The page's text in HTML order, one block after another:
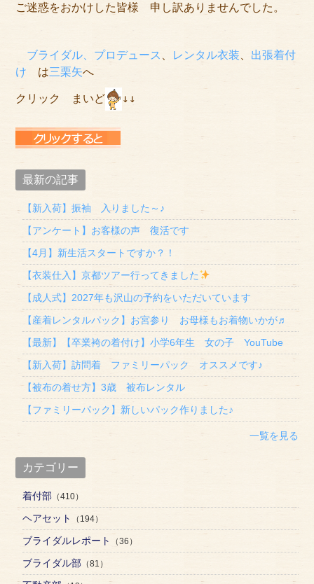
ご迷惑をおかけした皆様 申し訳ありませんでした。
ブライダル、プロデュース レンタル衣装、 出張着付
け は三栗矢へ
クリック　まいど ↓↓
最新の記事
【新入荷】振袖 入りました～♪
【アンケート】お客様の声 復活です
【4月】新生活スタートですか？！
【衣装仕入】京都ツアー行ってきました
【成人式】2027年も沢山の予約をいただいています
【産着レンタルパック】お宮参り お母様もお着物いかが♬
【最新】【卒業袴の着付け】小学6年生 女の子 YouTube
【新入荷】訪問着 ファミリーパック オススメです♪
【被布の着せ方】3歳 被布レンタル
【ファミリーパック】新しいパック作りました♪
一覧を見る
カテゴリー
着付部 （410）
ヘアセット （194）
ブライダルレポート （36）
ブライダル部 （81）